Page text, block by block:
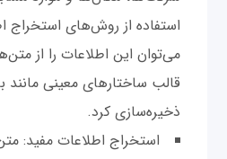
استفاده از روش‌های استخراج
می‌توان این اطلاعات را از
قالب ساختارهای معینی مانند
ذخیره‌سازی کرد.
استخراج اطلاعات مفید: